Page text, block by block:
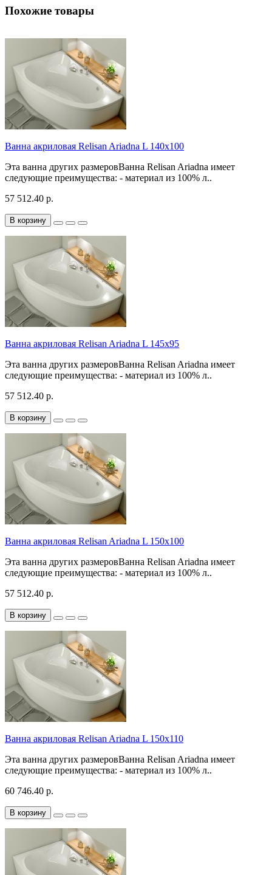
Похожие товары
Ванна акриловая Relisan Ariadna L 140x100
Эта ванна других размеровВанна Relisan Ariadna имеет
следующие преимущества: - материал из 100% л..
57 512.40 р.
В корзину
Ванна акриловая Relisan Ariadna L 145x95
Эта ванна других размеровВанна Relisan Ariadna имеет
следующие преимущества: - материал из 100% л..
57 512.40 р.
В корзину
Ванна акриловая Relisan Ariadna L 150x100
Эта ванна других размеровВанна Relisan Ariadna имеет
следующие преимущества: - материал из 100% л..
57 512.40 р.
В корзину
Ванна акриловая Relisan Ariadna L 150x110
Эта ванна других размеровВанна Relisan Ariadna имеет
следующие преимущества: - материал из 100% л..
60 746.40 р.
В корзину